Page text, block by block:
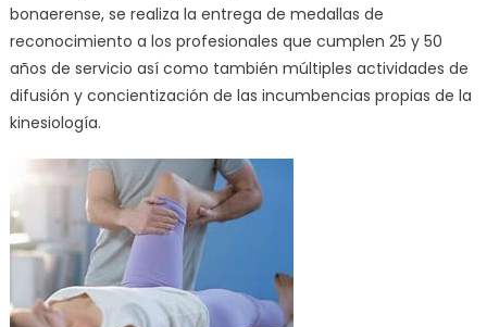
bonaerense, se realiza la entrega de medallas de
reconocimiento a los profesionales que cumplen 25 y 50
años de servicio así como también múltiples actividades de
difusión y concientización de las incumbencias propias de la
kinesiología.